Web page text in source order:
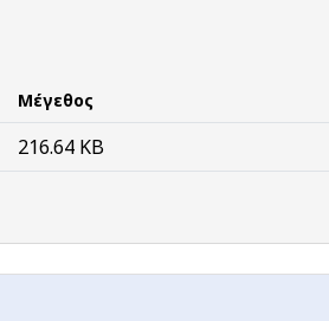
Μέγεθος
216.64 KB